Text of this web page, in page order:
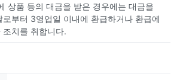
상품 등의 대금을 받은 경우에는 대금을
로부터 3영업일 이내에 환급하거나 환급에
조치를 취합니다.